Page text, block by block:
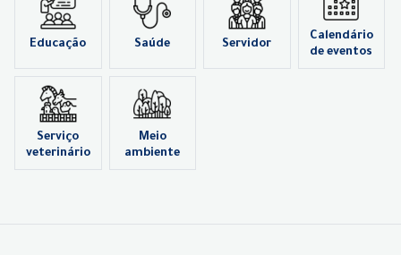
Educação Saúde Servidor
Calendário
de eventos
Serviço
veterinário
Meio
ambiente